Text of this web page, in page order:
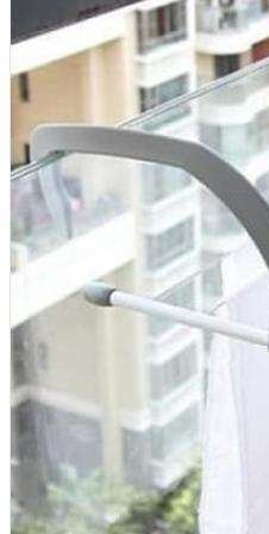
Aksesoris Kamera
Baterai
Construction Camera
Mobile Speaker
View More
KECANTIKAN
Tubuh
KESEHATAN
Alat Monitor Kesehatan
Tubuh